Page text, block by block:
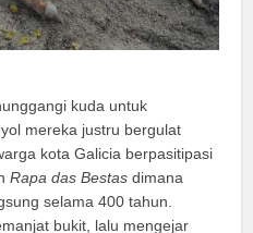
kuda untuk
mereka justru bergulat
kota Galicia berpasitipasi
Rapa das Bestas dimana
selama 400 tahun.
bukit, lalu mengejar